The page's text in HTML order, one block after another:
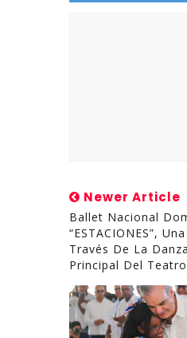
Newer Article
Ballet Nacional
“ESTACIONES”,
Través De La
Principal Del